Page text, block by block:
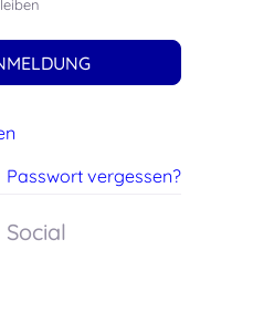
Passwort vergessen?
Social